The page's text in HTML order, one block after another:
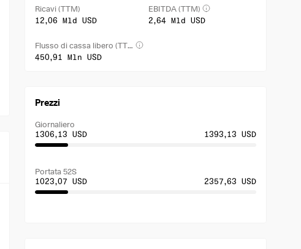
Ricavi (TTM)
12,06 Mld USD
EBITDA (TTM)
2,64 Mld USD
Flusso di cassa libero (TTM)
450,91 Mln USD
Prezzi
Giornaliero
1306,13 USD
1393,13 USD
Portata 52S
1023,07 USD
2357,63 USD